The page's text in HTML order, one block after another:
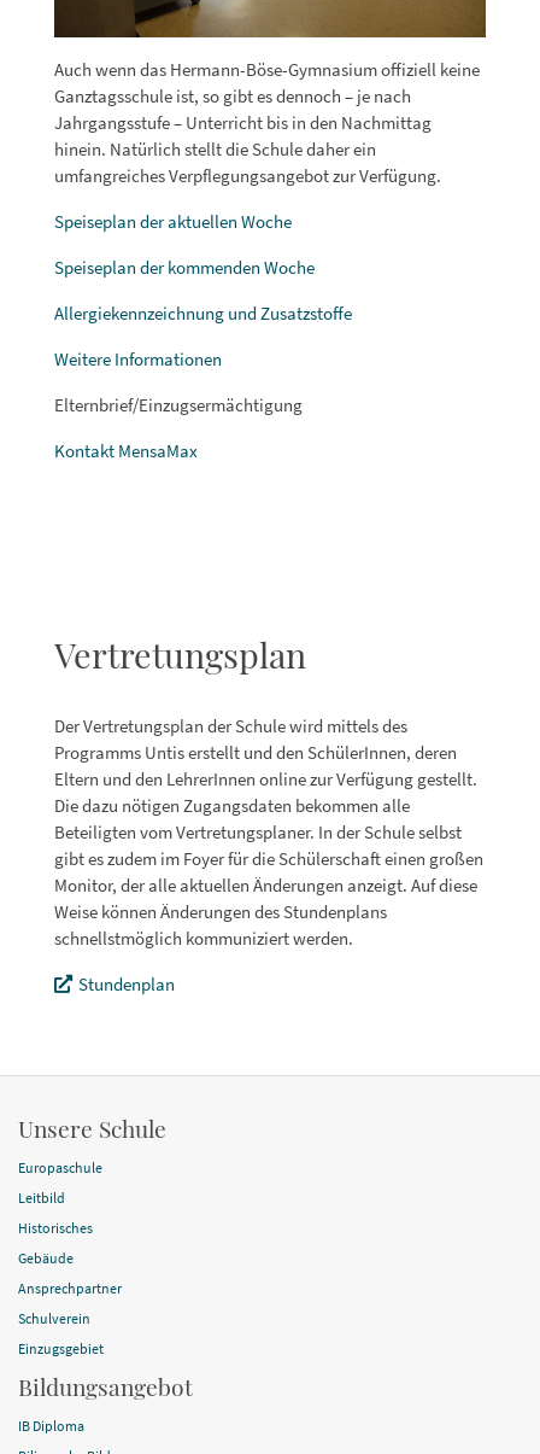
Auch wenn das Hermann-Böse-Gymnasium offiziell keine
Ganztagsschule ist, so gibt es dennoch – je nach
Jahrgangsstufe – Unterricht bis in den Nachmittag
hinein. Natürlich stellt die Schule daher ein
umfangreiches Verpflegungsangebot zur Verfügung.
Speiseplan der aktuellen Woche
Speiseplan der kommenden Woche
Allergiekennzeichnung und Zusatzstoffe
Weitere Informationen
Elternbrief/Einzugsermächtigung
Kontakt MensaMax
Vertretungsplan
Der Vertretungsplan der Schule wird mittels des
Programms Untis erstellt und den SchülerInnen, deren
Eltern und den LehrerInnen online zur Verfügung gestellt.
Die dazu nötigen Zugangsdaten bekommen alle
Beteiligten vom Vertretungsplaner. In der Schule selbst
gibt es zudem im Foyer für die Schülerschaft einen großen
Monitor, der alle aktuellen Änderungen anzeigt. Auf diese
Weise können Änderungen des Stundenplans
schnellstmöglich kommuniziert werden.
Stundenplan
Unsere Schule
Europaschule
Leitbild
Historisches
Gebäude
Ansprechpartner
Schulverein
Einzugsgebiet
Bildungsangebot
IB Diploma